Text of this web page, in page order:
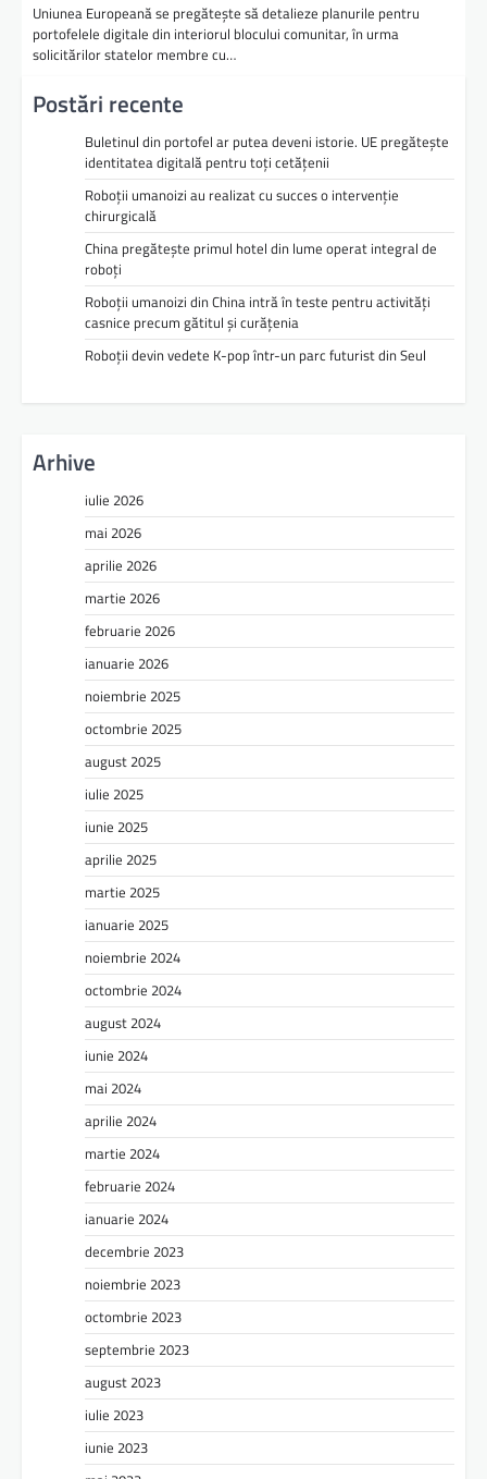
Uniunea Europeană se pregăteşte să detalieze planurile pentru
portofelele digitale din interiorul blocului comunitar, în urma
solicitărilor statelor membre cu…
Postări recente
Buletinul din portofel ar putea deveni istorie. UE pregătește
identitatea digitală pentru toți cetățenii
Roboții umanoizi au realizat cu succes o intervenție
chirurgicală
China pregătește primul hotel din lume operat integral de
roboți
Roboții umanoizi din China intră în teste pentru activități
casnice precum gătitul și curățenia
Roboții devin vedete K-pop într-un parc futurist din Seul
Arhive
iulie 2026
mai 2026
aprilie 2026
martie 2026
februarie 2026
ianuarie 2026
noiembrie 2025
octombrie 2025
august 2025
iulie 2025
iunie 2025
aprilie 2025
martie 2025
ianuarie 2025
noiembrie 2024
octombrie 2024
august 2024
iunie 2024
mai 2024
aprilie 2024
martie 2024
februarie 2024
ianuarie 2024
decembrie 2023
noiembrie 2023
octombrie 2023
septembrie 2023
august 2023
iulie 2023
iunie 2023